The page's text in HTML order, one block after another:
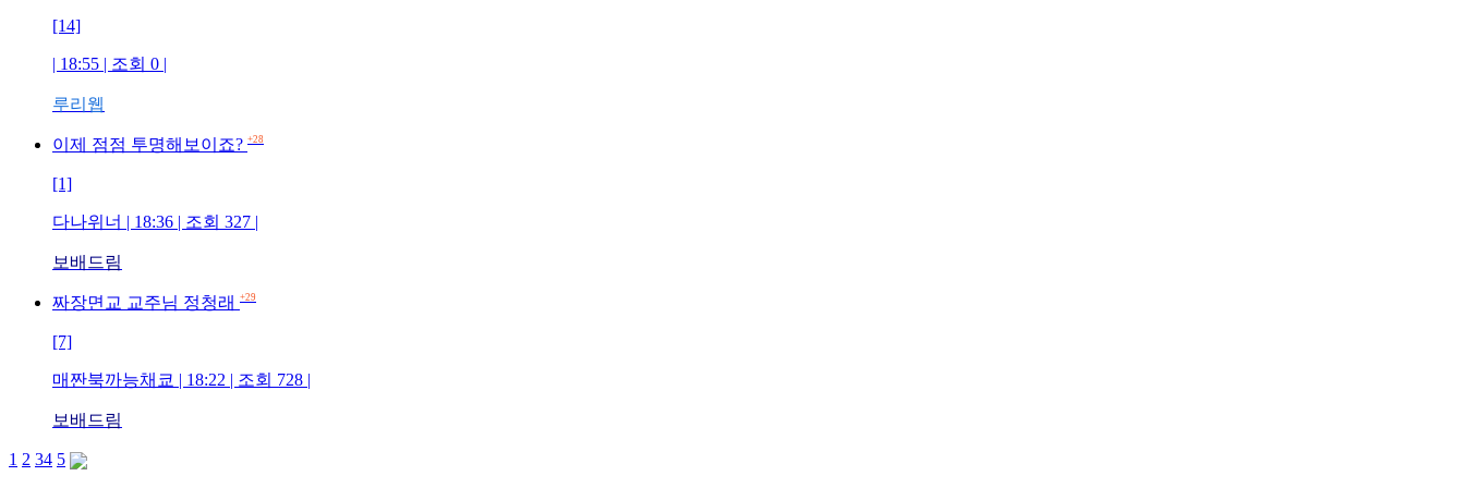
[14]
| 18:55 | 조회 0 |
루리웹
이제 점점 투명해보이죠? +28
[1]
다나위너 | 18:36 | 조회 327 |
보배드림
짜장면교 교주님 정청래 +29
[7]
매짠북까능채쿄 | 18:22 | 조회 728 |
보배드림
1 2 34 5